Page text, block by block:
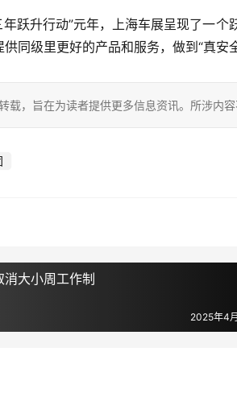
跃升行动”元年，上海车展呈现了一
同级里更好的产品和服务，做到“真
载，旨在为读者提供更多信息资讯。所涉内
大小周工作制
2025年4